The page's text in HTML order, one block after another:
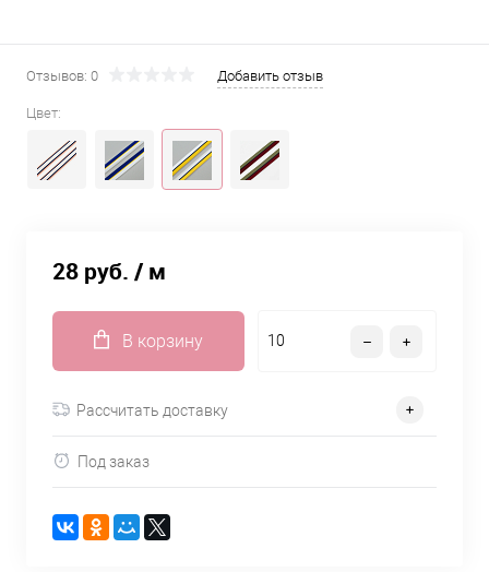
Отзывов: 0 Добавить отзыв
Цвет:
28 руб. / м
В корзину
Рассчитать доставку
Под заказ